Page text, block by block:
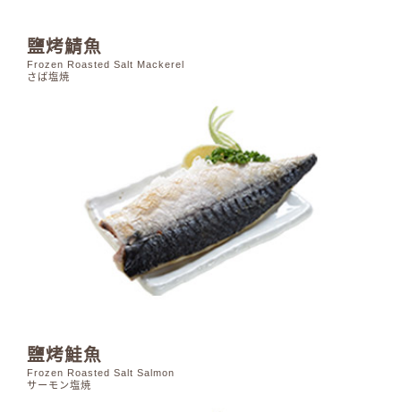
鹽烤鯖魚
Frozen Roasted Salt Mackerel
さば塩焼
鹽烤鮭魚
Frozen Roasted Salt Salmon
サーモン塩焼